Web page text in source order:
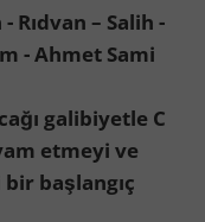
Rıdvan – Salih -
- Ahmet Sami
galibiyetle C
etmeyi ve
başlangıç